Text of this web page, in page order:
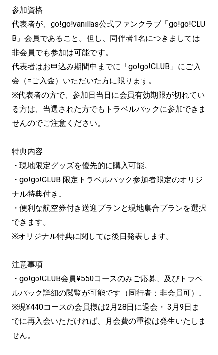
参加資格
代表者が、go!go!vanillas公式ファンクラブ「go!go!CLU
B」会員であること。但し、同伴者1名につきましては
非会員でも参加は可能です。
代表者はお申込み期間中までに「go!go!CLUB」にご入
会（=ご入金）いただいた方に限ります。
※代表者の方で、参加日当日に会員有効期限が切れてい
る方は、当選された方でもトラベルパックに参加できま
せんのでご注意ください。
特典内容
・現地限定グッズを優先的に購入可能。
・go!go!CLUB 限定トラベルパック参加者限定のオリジ
ナル特典付き。
・便利な航空券付き送迎プランと現地集合プランを選択
できます。
※オリジナル特典に関しては後日発表します。
注意事項
・go!go!CLUB会員¥550コースのみご応募、及びトラベ
ルパック詳細の閲覧が可能です（同行者：非会員可）。
※現¥440コースの会員様は2月28日に退会・ 3月9日ま
でに再入会いただければ、月会費の重複は発生いたしま
せん。